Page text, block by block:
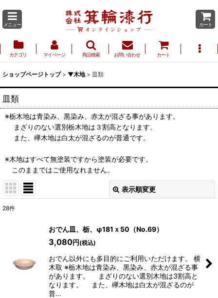
メニュー カート
カテゴリ マイページ 商品検索 お問い合わせ カート
ショップページトップ > ▼木地 > 皿類
皿類
※栃木地は青染み、黒染み、赤太が混ざる事があります。
まざりのない選別栃木地は３割高となります。
また、欅木地は白太が混ざるのが普通です。
※木地はすべて無塗装ですから塗装が必要です。
このままではご使用なれません。
表示順変更
絞り込む
28件
おでん皿、栃、φ181ｘ50（No.69）
3,080円 (税込)
おでん以外にも多目的にご利用いただけます。 横
木取 ※栃木地は青染み、黒染み、赤太が混ざる事
があります。 まざりのない選別木地は3割高と
なります。 また、欅木地は白太が混ざるのが
普…